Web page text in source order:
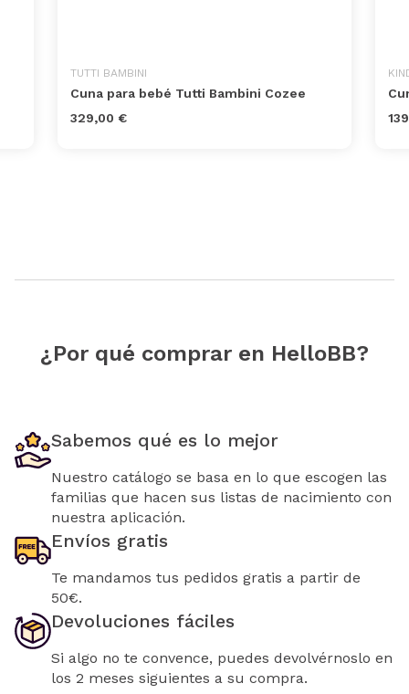
TUTTI BAMBINI
Cuna para bebé Tutti Bambini Cozee
329,00 €
¿Por qué comprar en HelloBB?
Sabemos qué es lo mejor
Nuestro catálogo se basa en lo que escogen las
familias que hacen sus listas de nacimiento con
nuestra aplicación.
Envíos gratis
Te mandamos tus pedidos gratis a partir de
50€.
Devoluciones fáciles
Si algo no te convence, puedes devolvérnoslo en
los 2 meses siguientes a su compra.